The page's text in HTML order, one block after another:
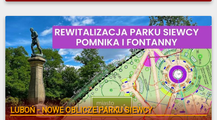
LUBOŃ - NOWE OBLICZE PARKU SIEWCY